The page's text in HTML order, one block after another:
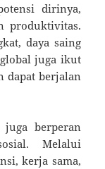
dirinya,
produktivitas.
daya saing
juga ikut
dapat berjalan
berperan
Melalui
kerja sama,